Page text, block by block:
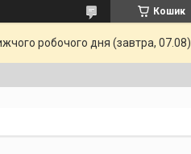
Кошик
робочого дня (завтра, 07.08).